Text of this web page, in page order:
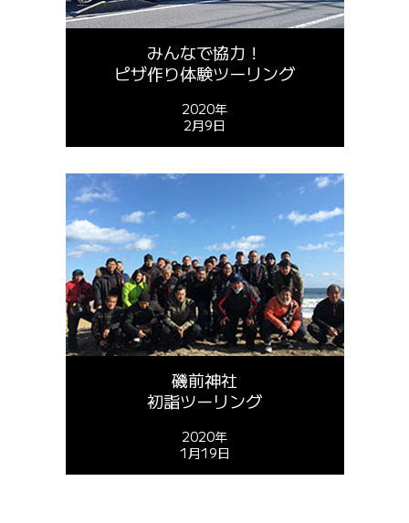
みんなで協力！
ピザ作り体験ツーリング
2020年
2月9日
磯前神社
初詣ツーリング
2020年
1月19日